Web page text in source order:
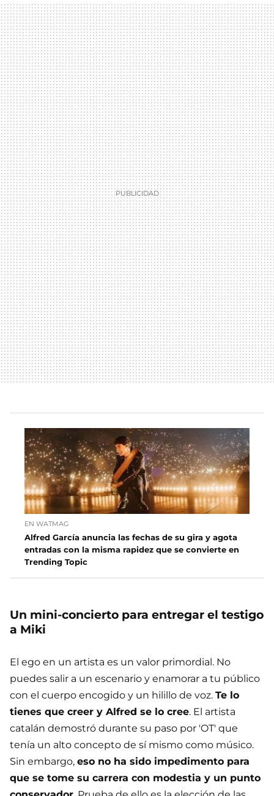
EN WATMAG
Alfred García anuncia las fechas de su gira y agota
entradas con la misma rapidez que se convierte en
Trending Topic
Un mini-concierto para entregar el testigo
a Miki
El ego en un artista es un valor primordial. No
puedes salir a un escenario y enamorar a tu público
con el cuerpo encogido y un hilillo de voz. Te lo
tienes que creer y Alfred se lo cree. El artista
catalán demostró durante su paso por 'OT' que
tenía un alto concepto de sí mismo como músico.
Sin embargo, eso no ha sido impedimento para
que se tome su carrera con modestia y un punto